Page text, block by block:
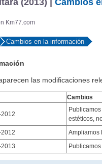
(2013) | Cambios
Km77.com
Cambios en la información
las modificaciones
Cambios
estéticos,
Ampliamos